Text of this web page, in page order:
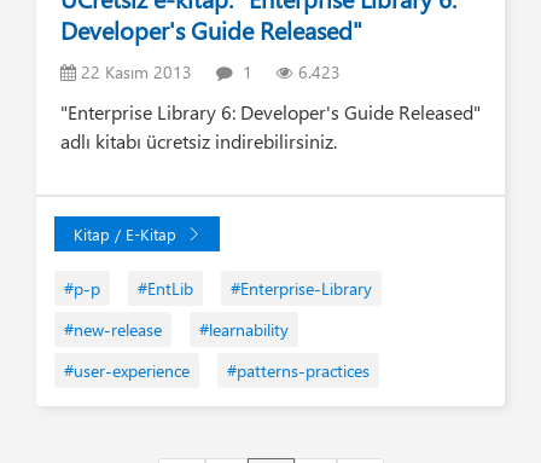
Developer's Guide Released"
22 Kasım 2013 1 6.423
"Enterprise Library 6: Developer's Guide Released"
adlı kitabı ücretsiz indirebilirsiniz.
Kitap / E-Kitap
#p-p #EntLib
#Enterprise-Library
#new-release
#learnability
#user-experience
#patterns-practices